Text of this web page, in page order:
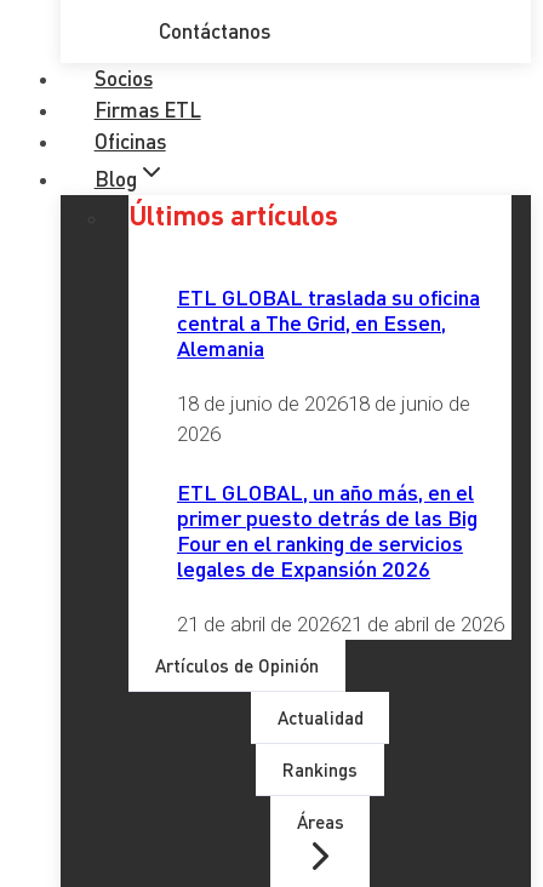
Contáctanos
Socios
Firmas ETL
Oficinas
Blog
Últimos artículos
ETL GLOBAL traslada su oficina
central a The Grid, en Essen,
Alemania
18 de junio de 202618 de junio de
2026
ETL GLOBAL, un año más, en el
primer puesto detrás de las Big
Four en el ranking de servicios
legales de Expansión 2026
21 de abril de 202621 de abril de 2026
Artículos de Opinión
Actualidad
Rankings
Áreas